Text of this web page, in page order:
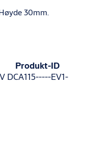
30mm.
Produkt-ID
DCA115-----EV1-